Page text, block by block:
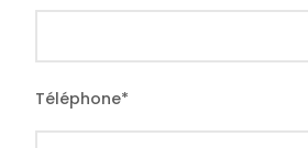
Téléphone*